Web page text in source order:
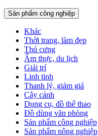
Sản phẩm công nghiệp
Khác
Thời trang, làm đẹp
Thú cưng
Ẩm thực, du lịch
Giải trí
Linh tinh
Thanh lý, giảm giá
Cây cảnh
Dụng cụ, đồ thể thao
Đồ dùng văn phòng
Sản phẩm công nghiệp
Sản phẩm nông nghiệp